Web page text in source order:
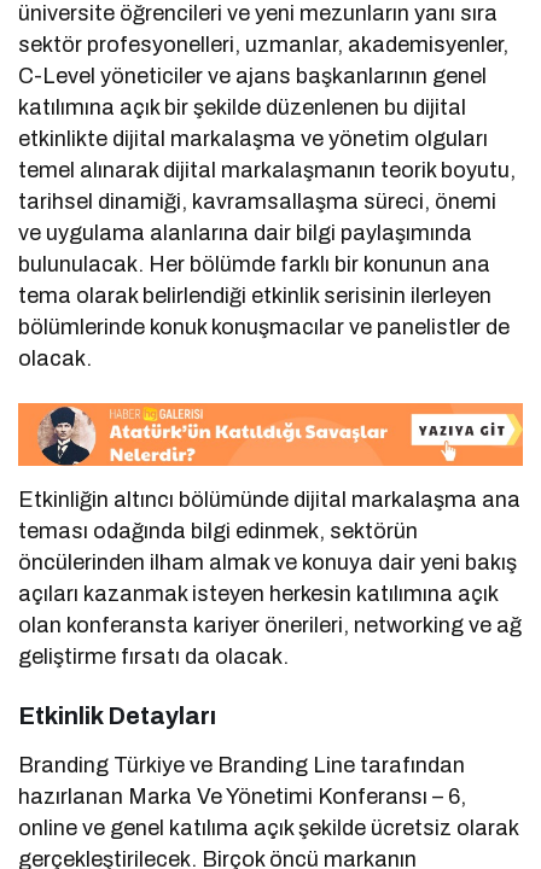
üniversite öğrencileri ve yeni mezunların yanı sıra
sektör profesyonelleri, uzmanlar, akademisyenler,
C-Level yöneticiler ve ajans başkanlarının genel
katılımına açık bir şekilde düzenlenen bu dijital
etkinlikte dijital markalaşma ve yönetim olguları
temel alınarak dijital markalaşmanın teorik boyutu,
tarihsel dinamiği, kavramsallaşma süreci, önemi
ve uygulama alanlarına dair bilgi paylaşımında
bulunulacak. Her bölümde farklı bir konunun ana
tema olarak belirlendiği etkinlik serisinin ilerleyen
bölümlerinde konuk konuşmacılar ve panelistler de
olacak.
Etkinliğin altıncı bölümünde dijital markalaşma ana
teması odağında bilgi edinmek, sektörün
öncülerinden ilham almak ve konuya dair yeni bakış
açıları kazanmak isteyen herkesin katılımına açık
olan konferansta kariyer önerileri, networking ve ağ
geliştirme fırsatı da olacak.
Etkinlik Detayları
Branding Türkiye ve Branding Line tarafından
hazırlanan Marka Ve Yönetimi Konferansı – 6,
online ve genel katılıma açık şekilde ücretsiz olarak
gerçekleştirilecek. Birçok öncü markanın